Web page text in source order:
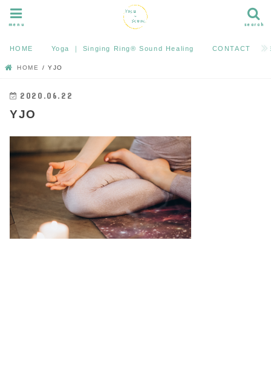
search
menu
HOME Yoga ｜ Singing Ring®︎ Sound Healing CONTACT
HOME YJO
2020.06.22
YJO